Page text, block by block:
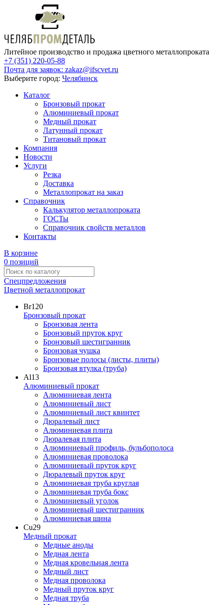
Литейное производство и продажа цветного металлопроката
+7 (351) 220-05-88
Почта для заявок: zakaz@ifscvet.ru
Выберите город: Челябинск
Каталог
Бронзовый прокат
Алюминиевый прокат
Медный прокат
Латунный прокат
Титановый прокат
Компания
Новости
Услуги
Резка
Доставка
Металлопрокат на заказ
Справочник
Калькулятор металлопроката
ГОСТы
Справочник свойств металлов
Контакты
В корзине
0 позиций
Спецпредложения
Цветной металлопрокат
Br120
Бронзовый прокат
Бронзовая лента
Бронзовый пруток круг
Бронзовый шестигранник
Бронзовая чушка
Бронзовые полосы (листы, плиты)
Бронзовая втулка (труба)
Al13
Алюминиевый прокат
Алюминиевая лента
Алюминиевый лист
Алюминиевый лист квинтет
Дюралевый лист
Алюминиевая плита
Дюралевая плита
Алюминиевый профиль, бульбополоса
Алюминиевая проволока
Алюминиевый пруток круг
Дюралевый пруток круг
Алюминиевая труба круглая
Алюминиевая труба бокс
Алюминиевый уголок
Алюминиевый шестигранник
Алюминиевая шина
Cu29
Медный прокат
Медные аноды
Медная лента
Медная кровельная лента
Медный лист
Медная проволока
Медный пруток круг
Медная труба